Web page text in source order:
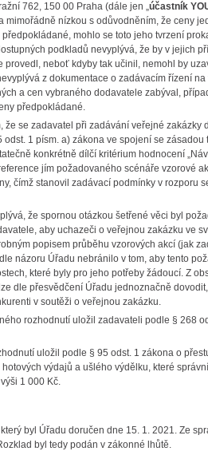
762, 150 00 Praha (dále jen „účastník
nízkou s odůvodněním, že ceny
mohlo se toto jeho tvrzení
podkladů nevyplývá, že by v jejich
neboť kdyby tak učinil, nemohl by
z dokumentace o zadávacím řízení
a cen vybraného dodavatele zabýval,
předpokládané.
se zadavatel při zadávání veřejné zakázky
1 písm. a) zákona ve spojení se
konkrétně dílčí kritérium hodnocení
jím požadovaného scénáře vzorové
čímž stanovil zadávací podmínky v rozporu
že spornou otázkou šetřené věci byl
aby uchazeči o veřejnou zakázku ve
popisem průběhu vzorových akcí (jak
názoru Úřadu nebránilo v tom, aby tento
které byly pro jeho potřeby žádoucí. Z
dle přesvědčení Úřadu jednoznačně
v soutěži o veřejnou zakázku.
rozhodnutí uložil zadavateli podle § 268
uložil podle § 95 odst. 1 zákona o
výdajů a ušlého výdělku, které
1 000 Kč.
byl Úřadu doručen dne 15. 1. 2021. Ze
byl tedy podán v zákonné lhůtě.